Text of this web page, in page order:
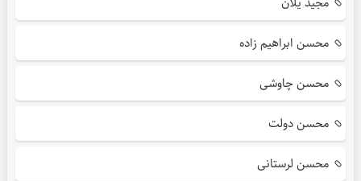
محسن ابراهیم زاده
محسن چاوشی
محسن دولت
محسن لرستانی